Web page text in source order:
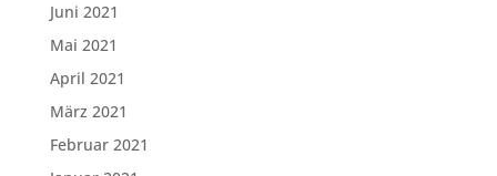
Juni 2021
Mai 2021
April 2021
März 2021
Februar 2021